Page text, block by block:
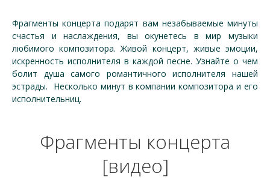
Фрагменты концерта подарят вам незабываемые минуты
счастья и наслаждения, вы окунетесь в мир музыки
любимого композитора. Живой концерт, живые эмоции,
искренность исполнителя в каждой песне. Узнайте о чем
болит душа самого романтичного исполнителя нашей
эстрады. Несколько минут в компании композитора и его
исполнительниц.
Фрагменты концерта
[видео]